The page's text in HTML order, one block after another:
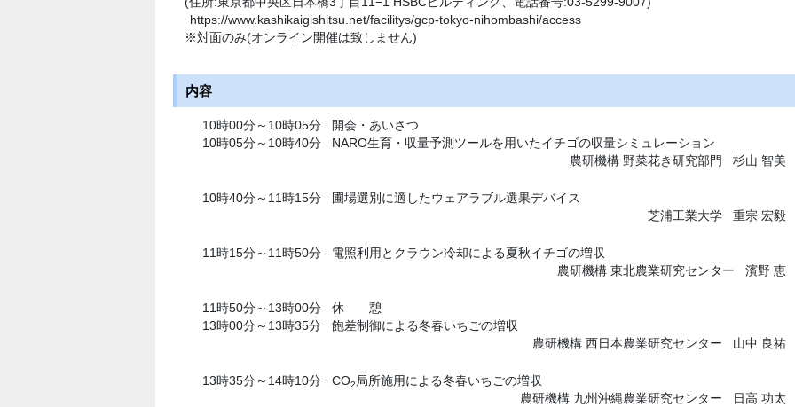
https://www.kashikaigishitsu.net/facilitys/gcp-tokyo-nihombashi/access
※対面のみ(オンライン開催は致しません)
内容
10時00分～10時05分
開会・あいさつ
10時05分～10時40分
NARO生育・収量予測ツールを用いたイチゴの収量シミュレーション
農研機構 野菜花き研究部門
杉山 智美
10時40分～11時15分
圃場選別に適したウェアラブル選果デバイス
芝浦工業大学
重宗 宏毅
11時15分～11時50分
電照利用とクラウン冷却による夏秋イチゴの増収
農研機構 東北農業研究センター
濱野 恵
11時50分～13時00分
休 憩
13時00分～13時35分
飽差制御による冬春いちごの増収
農研機構 西日本農業研究センター
山中 良祐
13時35分～14時10分 CO2局所施用による冬春いちごの増収
農研機構 九州沖縄農業研究センター
日高 功太